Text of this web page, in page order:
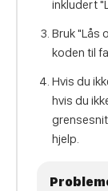
inkludert
Bruk "Lås
koden til
Hvis du
hvis du
hjelp.